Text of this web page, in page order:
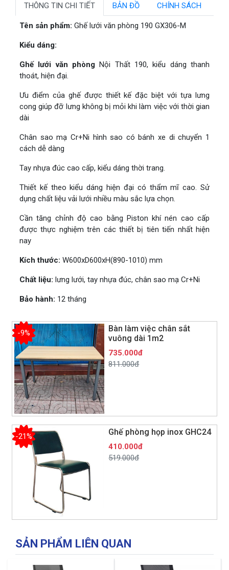
THÔNG TIN CHI TIẾT BẢN ĐỒ CHÍNH SÁCH
Tên sản phẩm: Ghế lưới văn phòng 190 GX306-M
Kiểu dáng:
Ghế lưới văn phòng Nội Thất 190, kiểu dáng thanh
thoát, hiện đại.
Ưu điểm của ghế được thiết kế đặc biệt với tựa lưng
cong giúp đỡ lưng không bị mỏi khi làm việc với thời gian
dài
Chân sao mạ Cr+Ni hình sao có bánh xe di chuyển 1
cách dễ dàng
Tay nhựa đúc cao cấp, kiểu dáng thời trang.
Thiết kế theo kiểu dáng hiện đại có thẩm mĩ cao. Sử
dụng chất liệu vải lưới nhiều màu sắc lựa chọn.
Cần tăng chỉnh độ cao bằng Piston khí nén cao cấp
được thực nghiệm trên các thiết bị tiên tiến nhất hiện
nay
Kích thước: W600xD600xH(890-1010) mm
Chất liệu: lưng lưới, tay nhựa đúc, chân sao mạ Cr+Ni
Bảo hành: 12 tháng
Bàn làm việc chân sắt
vuông dài 1m2
-9%
735.000đ
811.000đ
Ghế phòng họp inox GHC24
-21%
410.000đ
519.000đ
SẢN PHẨM LIÊN QUAN